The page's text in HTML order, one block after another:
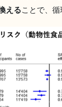
えることで、